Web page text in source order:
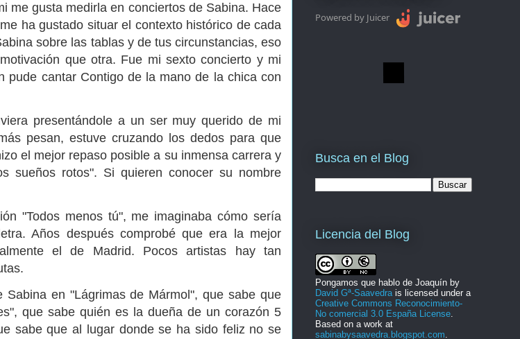
me gusta medirla en conciertos de Sabina. Hace
ha gustado situar el contexto histórico de cada
sobre las tablas y de tus circunstancias, eso
que otra. Fue mi sexto concierto y mi
cantar Contigo de la mano de la chica con
presentándole a un ser muy querido de mi
pesan, estuve cruzando los dedos para que
el mejor repaso posible a su inmensa carrera y
sueños rotos". Si quieren conocer su nombre
"Todos menos tú", me imaginaba cómo sería
Años después comprobé que era la mejor
el de Madrid. Pocos artistas hay tan
en "Lágrimas de Mármol", que sabe que
que sabe quién es la dueña de un corazón 5
sabe que al lugar donde se ha sido feliz no se
Powered by Juicer
Busca en el Blog
Licencia del Blog
Pongamos que hablo de Joaquín by
David Gª-Saavedrais licensed under a
Creative Commons Reconocimiento-
No comercial 3.0 España License.
Based on a work at
sabinabysaavedra.blogspot.com.